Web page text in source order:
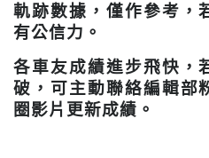
軌跡數據，僅作參考，
有公信力。
各車友成績進步飛快，
破，可主動聯絡編輯部
圈影片更新成績。